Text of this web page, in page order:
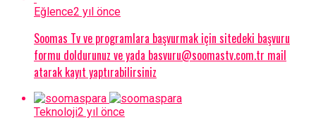
Eğlence2 yıl önce
Soomas Tv ve programlara başvurmak için sitedeki başvuru
formu doldurunuz ve yada basvuru@soomastv.com.tr mail
atarak kayıt yaptırabilirsiniz
Teknoloji2 yıl önce